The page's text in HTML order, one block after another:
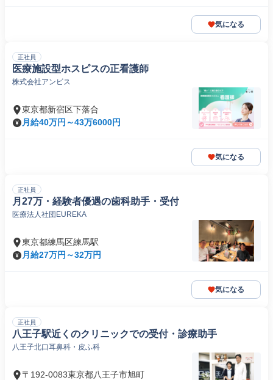
気になる
正社員
医療施設型ホスピスの正看護師
株式会社アンビス
東京都新宿区下落合
月給40万円～43万6000円
気になる
正社員
月27万・経験者優遇の歯科助手・受付
医療法人社団EUREKA
東京都練馬区練馬駅
月給27万円～32万円
気になる
正社員
八王子駅近くのクリニックでの受付・診療助手
八王子北口耳鼻科・皮ふ科
〒192-0083東京都八王子市旭町